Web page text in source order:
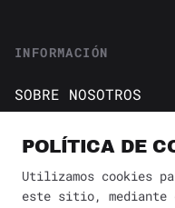
INFORMACIÓN
SOBRE NOSOTROS
CONTACTO
Política de
POLÍTICA DE
Utilizamos cookies
este sitio, mediante